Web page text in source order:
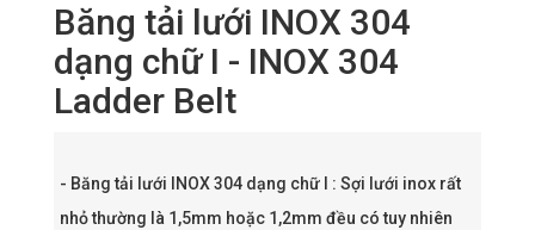
Băng tải lưới INOX 304
dạng chữ I - INOX 304
Ladder Belt
- Băng tải lưới INOX 304 dạng chữ I : Sợi lưới inox rất
nhỏ thường là 1,5mm hoặc 1,2mm đều có tuy nhiên